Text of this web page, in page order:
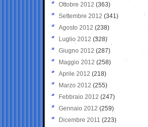
Ottobre 2012 (363)
Settembre 2012 (341)
Agosto 2012 (238)
Luglio 2012 (328)
Giugno 2012 (287)
Maggio 2012 (258)
Aprile 2012 (218)
Marzo 2012 (255)
Febbraio 2012 (247)
Gennaio 2012 (259)
Dicembre 2011 (223)